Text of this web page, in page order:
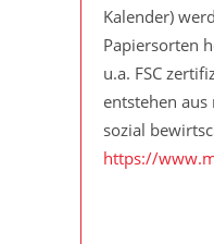
Kalender)
Papiersorten
u.a. FSC
entstehen
sozial
https://